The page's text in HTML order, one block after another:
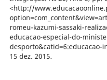
<http://
romeu-kazumi-sassaki-
educacao-especial-do-
desporto&catid=6:educacao-
15 dez. 2015.